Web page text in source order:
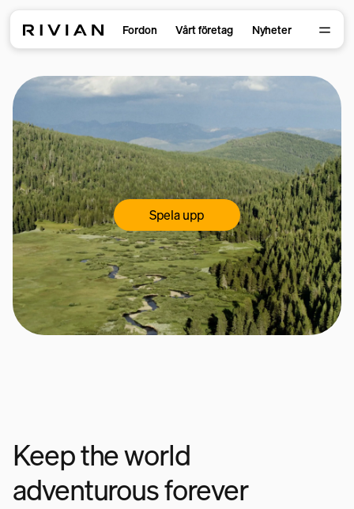
Fordon Vårt företag Nyheter
Spela upp
Keep the world
adventurous forever